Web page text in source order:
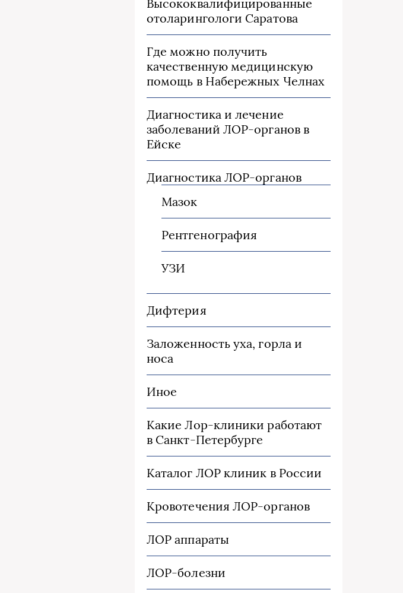
Высококвалифицированные
отоларингологи Саратова
Где можно получить
качественную медицинскую
помощь в Набережных Челнах
Диагностика и лечение
заболеваний ЛОР-органов в
Ейске
Диагностика ЛОР-органов
Мазок
Рентгенография
УЗИ
Дифтерия
Заложенность уха, горла и
носа
Иное
Какие Лор-клиники работают
в Санкт-Петербурге
Каталог ЛОР клиник в России
Кровотечения ЛОР-органов
ЛОР аппараты
ЛОР-болезни